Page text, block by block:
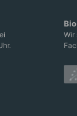
Wir